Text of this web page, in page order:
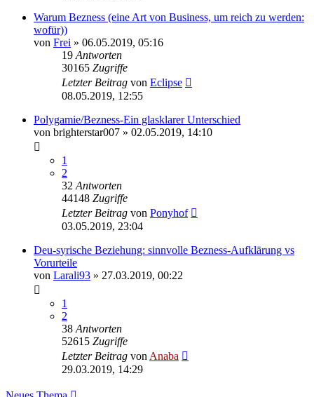
Warum Bezness (eine Art von Business, um reich zu werden:
wofür))
von Frei » 06.05.2019, 05:16
19 Antworten
30165 Zugriffe
Letzter Beitrag von Eclipse
08.05.2019, 12:55
Polygamie/Bezness-Ein glasklarer Unterschied
von brighterstar007 » 02.05.2019, 14:10
1
2
32 Antworten
44148 Zugriffe
Letzter Beitrag von Ponyhof
03.05.2019, 23:04
Deu-syrische Beziehung: sinnvolle Bezness-Aufklärung vs
Vorurteile
von Larali93 » 27.03.2019, 00:22
1
2
38 Antworten
52615 Zugriffe
Letzter Beitrag von Anaba
29.03.2019, 14:29